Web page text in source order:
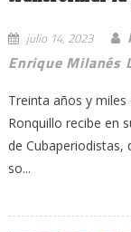
julio 14, 2023
Enrique Milanés
Treinta años y
Ronquillo recibe en
de
so...